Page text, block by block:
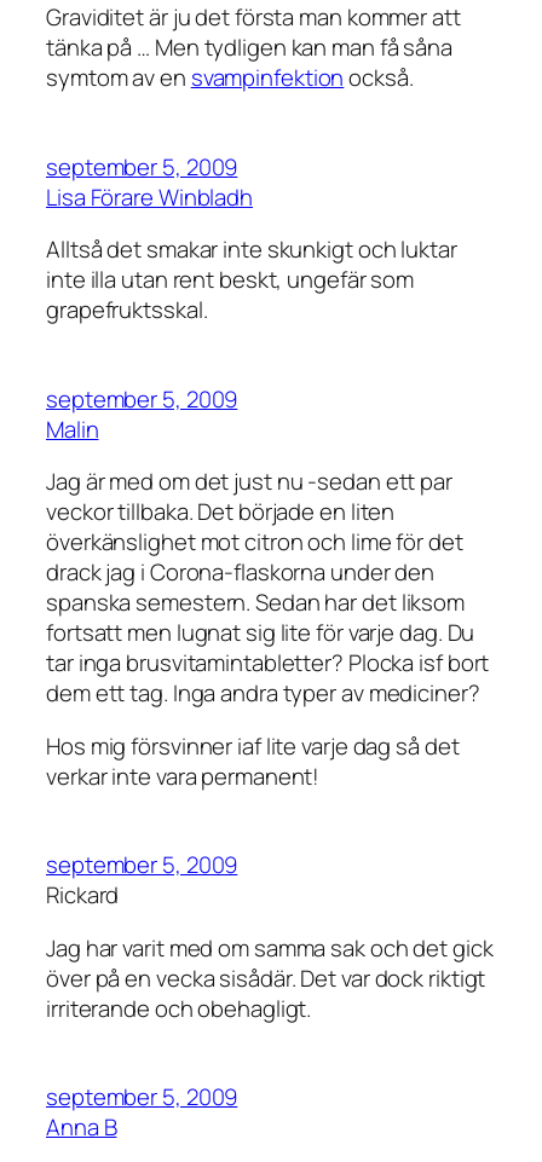
Graviditet är ju det första man kommer att
tänka på … Men tydligen kan man få såna
symtom av en svampinfektionockså.
september 5, 2009
Lisa Förare Winbladh
Alltså det smakar inte skunkigt och luktar
inte illa utan rent beskt, ungefär som
grapefruktsskal.
september 5, 2009
Malin
Jag är med om det just nu -sedan ett par
veckor tillbaka. Det började en liten
överkänslighet mot citron och lime för det
drack jag i Corona-flaskorna under den
spanska semestern. Sedan har det liksom
fortsatt men lugnat sig lite för varje dag. Du
tar inga brusvitamintabletter? Plocka isf bort
dem ett tag. Inga andra typer av mediciner?
Hos mig försvinner iaf lite varje dag så det
verkar inte vara permanent!
september 5, 2009
Rickard
Jag har varit med om samma sak och det gick
över på en vecka sisådär. Det var dock riktigt
irriterande och obehagligt.
september 5, 2009
Anna B